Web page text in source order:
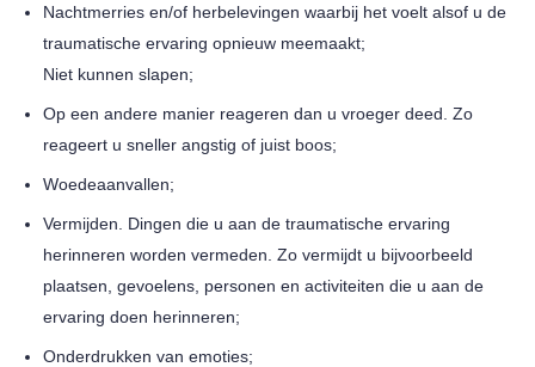
Nachtmerries en/of herbelevingen waarbij het voelt alsof u de
traumatische ervaring opnieuw meemaakt;
Niet kunnen slapen;
Op een andere manier reageren dan u vroeger deed. Zo
reageert u sneller angstig of juist boos;
Woedeaanvallen;
Vermijden. Dingen die u aan de traumatische ervaring
herinneren worden vermeden. Zo vermijdt u bijvoorbeeld
plaatsen, gevoelens, personen en activiteiten die u aan de
ervaring doen herinneren;
Onderdrukken van emoties;